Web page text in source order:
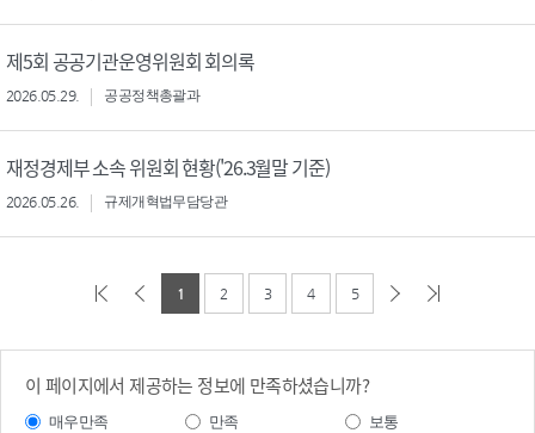
제5회 공공기관운영위원회 회의록
2026.05.29. 공공정책총괄과
재정경제부 소속 위원회 현황('26.3월말 기준)
2026.05.26. 규제개혁법무담당관
1 2 3 4 5
이 페이지에서 제공하는 정보에 만족하셨습니까?
매우만족 만족
보통